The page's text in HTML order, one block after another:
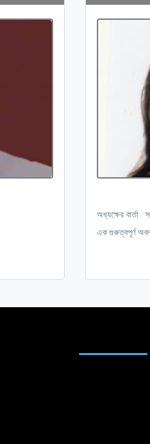
অধ্যক্ষের বার্তা
এক গুরুত্বপূর্ণ